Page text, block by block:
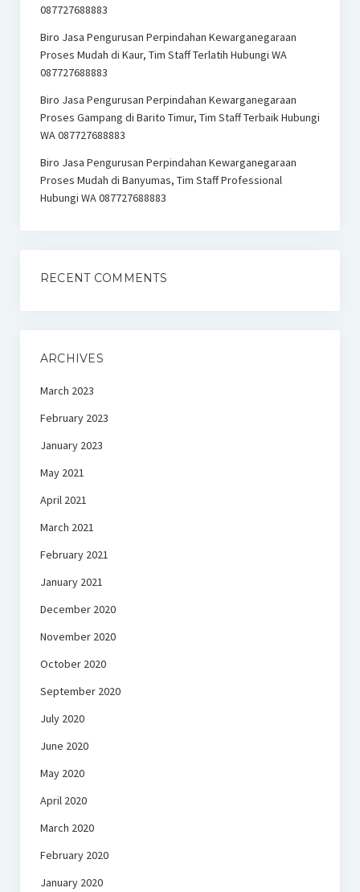
087727688883
Biro Jasa Pengurusan Perpindahan Kewarganegaraan
Proses Mudah di Kaur, Tim Staff Terlatih Hubungi WA
087727688883
Biro Jasa Pengurusan Perpindahan Kewarganegaraan
Proses Gampang di Barito Timur, Tim Staff Terbaik Hubungi
WA 087727688883
Biro Jasa Pengurusan Perpindahan Kewarganegaraan
Proses Mudah di Banyumas, Tim Staff Professional
Hubungi WA 087727688883
RECENT COMMENTS
ARCHIVES
March 2023
February 2023
January 2023
May 2021
April 2021
March 2021
February 2021
January 2021
December 2020
November 2020
October 2020
September 2020
July 2020
June 2020
May 2020
April 2020
March 2020
February 2020
January 2020